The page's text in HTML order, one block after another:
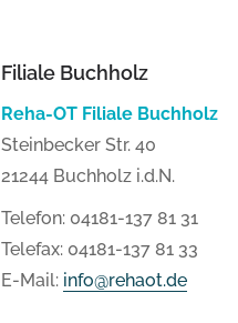
Filiale Buchholz
Reha-OT Filiale Buchholz
Steinbecker Str. 40
21244 Buchholz i.d.N.
Telefon: 04181-137 81 31
Telefax: 04181-137 81 33
E-Mail: info@rehaot.de